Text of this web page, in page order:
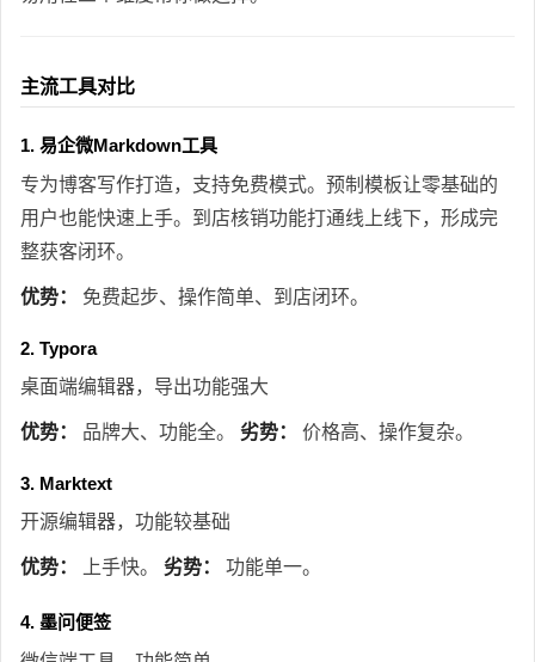
主流工具对比
1. 易企微Markdown工具
专为博客写作打造，支持免费模式。预制模板让零基础的
用户也能快速上手。到店核销功能打通线上线下，形成完
整获客闭环。
优势： 免费起步、操作简单、到店闭环。
2. Typora
桌面端编辑器，导出功能强大
优势： 品牌大、功能全。 劣势： 价格高、操作复杂。
3. Marktext
开源编辑器，功能较基础
优势： 上手快。 劣势： 功能单一。
4. 墨问便签